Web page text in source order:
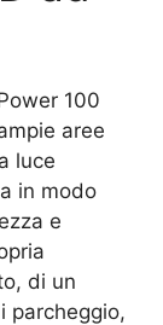
100
aree
luce
in modo
e
di un
parcheggio,